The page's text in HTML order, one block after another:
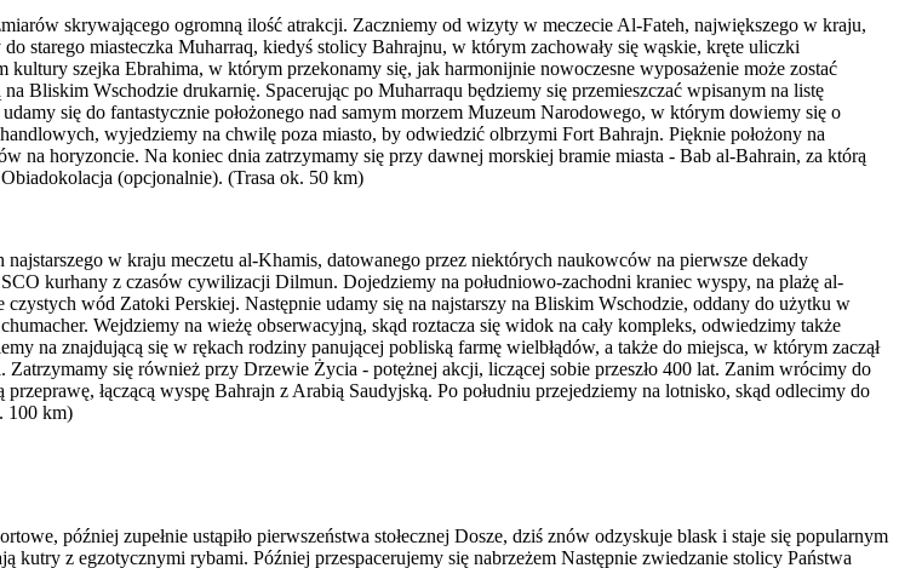
skrywającego ogromną ilość atrakcji. Zaczniemy od wizyty w meczecie Al-Fateh, największego w kraju,
starego miasteczka Muharraq, kiedyś stolicy Bahrajnu, w którym zachowały się wąskie, kręte uliczki
szejka Ebrahima, w którym przekonamy się, jak harmonijnie nowoczesne wyposażenie może zostać
Bliskim Wschodzie drukarnię. Spacerując po Muharraqu będziemy się przemieszczać wpisanym na listę
się do fantastycznie położonego nad samym morzem Muzeum Narodowego, w którym dowiemy się o
wyjedziemy na chwilę poza miasto, by odwiedzić olbrzymi Fort Bahrajn. Pięknie położony na
na horyzoncie. Na koniec dnia zatrzymamy się przy dawnej morskiej bramie miasta - Bab al-Bahrain, za którą
(opcjonalnie). (Trasa ok. 50 km)
w kraju meczetu al-Khamis, datowanego przez niektórych naukowców na pierwsze dekady
kurhany z czasów cywilizacji Dilmun. Dojedziemy na południowo-zachodni kraniec wyspy, na plażę al-
wód Zatoki Perskiej. Następnie udamy się na najstarszy na Bliskim Wschodzie, oddany do użytku w
Wejdziemy na wieżę obserwacyjną, skąd roztacza się widok na cały kompleks, odwiedzimy także
na znajdującą się w rękach rodziny panującej pobliską farmę wielbłądów, a także do miejsca, w którym zaczął
się również przy Drzewie Życia - potężnej akcji, liczącej sobie przeszło 400 lat. Zanim wrócimy do
łączącą wyspę Bahrajn z Arabią Saudyjską. Po południu przejedziemy na lotnisko, skąd odlecimy do
100 km)
później zupełnie ustąpiło pierwszeństwa stołecznej Dosze, dziś znów odzyskuje blask i staje się popularnym
z egzotycznymi rybami. Później przespacerujemy się nabrzeżem Następnie zwiedzanie stolicy Państwa